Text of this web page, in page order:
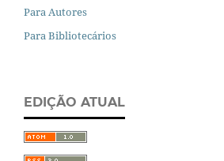
Para Autores
Para Bibliotecários
EDIÇÃO ATUAL